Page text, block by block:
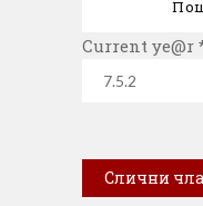
Current ye@r
Слични